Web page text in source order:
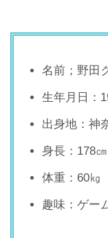
名前；野田
生年月日：
出身地：神
身長：178㎝
体重：60㎏
趣味：ゲー